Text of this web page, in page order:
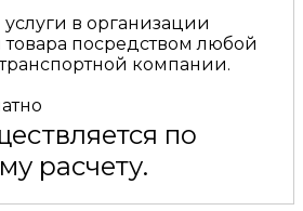
в организации
посредством любой
компании.
по
расчету.